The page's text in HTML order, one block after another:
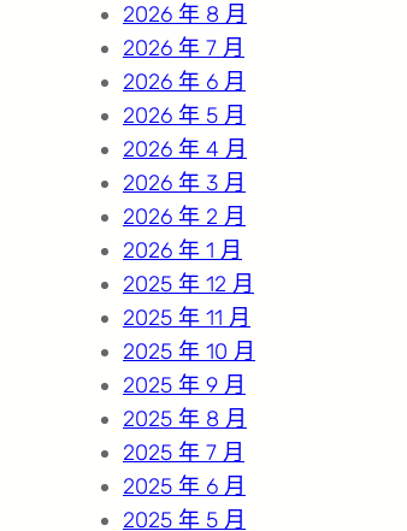
2026 年 8 月
2026 年 7 月
2026 年 6 月
2026 年 5 月
2026 年 4 月
2026 年 3 月
2026 年 2 月
2026 年 1 月
2025 年 12 月
2025 年 11 月
2025 年 10 月
2025 年 9 月
2025 年 8 月
2025 年 7 月
2025 年 6 月
2025 年 5 月